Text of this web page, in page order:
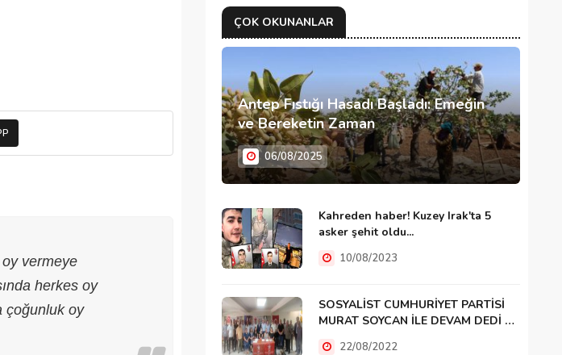
vermeye
herkes oy
çoğunluk oy
ÇOK OKUNANLAR
Antep Fıstığı Hasadı Başladı: Emeğin
ve Bereketin Zaman
06/08/2025
Kahreden haber! Kuzey Irak'ta 5
asker şehit oldu...
10/08/2023
SOSYALİST CUMHURİYET PARTİSİ
MURAT SOYCAN İLE DEVAM DEDİ …
22/08/2022